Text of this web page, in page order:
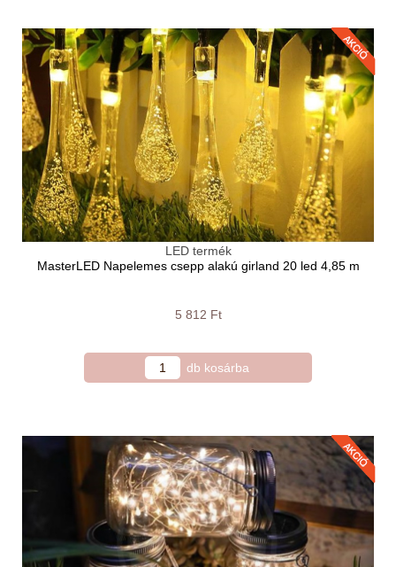
LED termék
MasterLED Napelemes csepp alakú girland 20 led 4,85 m
5 812 Ft